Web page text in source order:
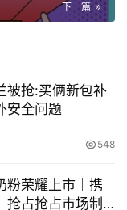
下一篇
被抢:买俩新包补
安全问题
548
粉荣耀上市｜携
抢占抢占市场制